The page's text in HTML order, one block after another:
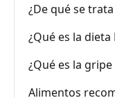
¿De qué se
¿Qué es la dieta
¿Qué es la gripe
Alimentos